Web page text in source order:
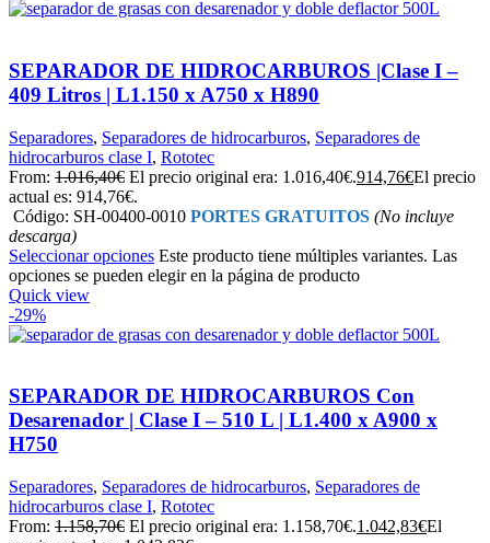
SEPARADOR DE HIDROCARBUROS |Clase I –
409 Litros | L1.150 x A750 x H890
Separadores, Separadores de hidrocarburos, Separadores de
hidrocarburos clase I, Rototec
From: 1.016,40€ El precio original era: 1.016,40€.914,76€El precio
actual es: 914,76€.
Código: SH-00400-0010 PORTES GRATUITOS (No incluye
descarga)
Seleccionar opciones Este producto tiene múltiples variantes. Las
opciones se pueden elegir en la página de producto
Quick view
-29%
SEPARADOR DE HIDROCARBUROS Con
Desarenador | Clase I – 510 L | L1.400 x A900 x
H750
Separadores, Separadores de hidrocarburos, Separadores de
hidrocarburos clase I, Rototec
From: 1.158,70€ El precio original era: 1.158,70€.1.042,83€El